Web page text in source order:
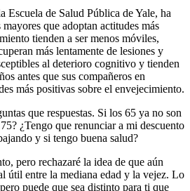
Escuela de Salud Pública de Yale, ha
que adoptan actitudes más
tienden a ser menos móviles,
más lentamente de lesiones y
al deterioro cognitivo y tienden
antes que sus compañeros en
más positivas sobre el envejecimiento.
que respuestas. Si los 65 ya no son
¿Tengo que renunciar a mi descuento
y si tengo buena salud?
pero rechazaré la idea de que aún
útil entre la mediana edad y la vejez. Lo
puede que sea distinto para ti que